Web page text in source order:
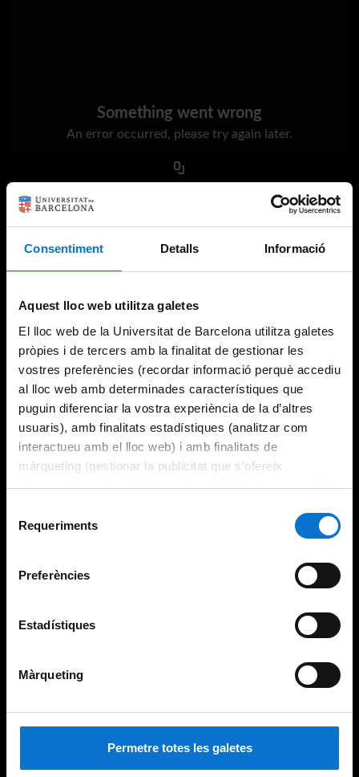
Consentiment Detalls Informació
Aquest lloc web utilitza galetes
El lloc web de la Universitat de Barcelona utilitza galetes
pròpies i de tercers amb la finalitat de gestionar les
vostres preferències (recordar informació perquè accediu
al lloc web amb determinades característiques que
puguin diferenciar la vostra experiència de la d’altres
usuaris), amb finalitats estadístiques (analitzar com
interactueu amb el lloc web) i amb finalitats de
màrqueting (gestionar la publicitat que s’ofereix
adequant-la en funció dels vostres hàbits de navegació).
consultar laPolítica de galetes del lloc web de la
Requeriments
Preferències
Estadístiques
Màrqueting
Permetre totes les galetes
Something went wrong
An error occurred, please try again later.